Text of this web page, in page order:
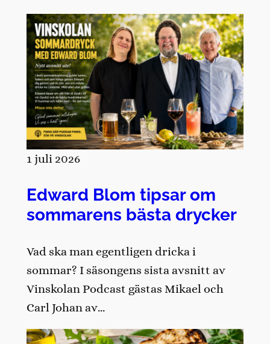
1 juli 2026
Edward Blom tipsar om
sommarens bästa drycker
Vad ska man egentligen dricka i
sommar? I säsongens sista avsnitt av
Vinskolan Podcast gästas Mikael och
Carl Johan av…